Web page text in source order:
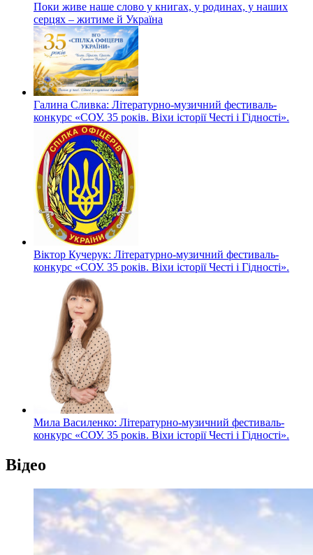
Поки живе наше слово у книгах, у родинах, у наших
серцях – житиме й Україна
Галина Сливка: Літературно-музичний фестиваль-
конкурс «СОУ. 35 років. Віхи історії Честі і Гідності».
Віктор Кучерук: Літературно-музичний фестиваль-
конкурс «СОУ. 35 років. Віхи історії Честі і Гідності».
Мила Василенко: Літературно-музичний фестиваль-
конкурс «СОУ. 35 років. Віхи історії Честі і Гідності».
Відео